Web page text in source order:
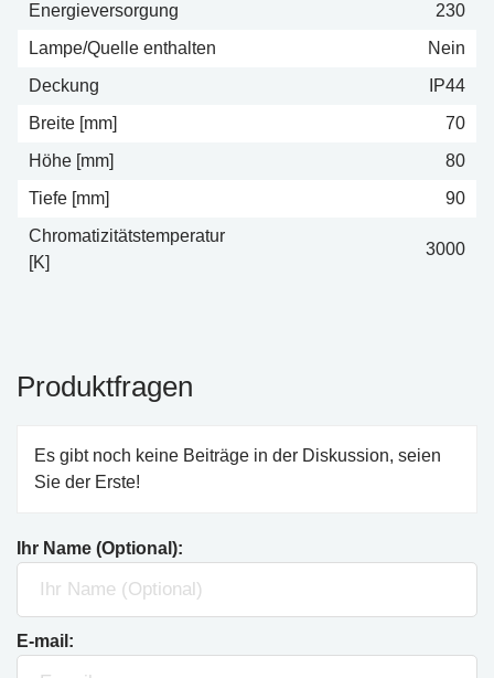
Energieversorgung
230
Lampe/Quelle enthalten
Nein
Deckung
IP44
Breite [mm]
70
Höhe [mm]
80
Tiefe [mm]
90
Chromatizitätstemperatur
[K]
3000
Produktfragen
Es gibt noch keine Beiträge in der Diskussion, seien
Sie der Erste!
Ihr Name (Optional):
E-mail: